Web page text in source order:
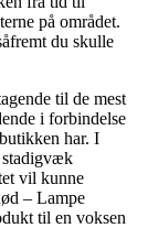
på området.
du skulle
til de mest
i forbindelse
har. I
stadigvæk
vil kunne
– Lampe
til en voksen